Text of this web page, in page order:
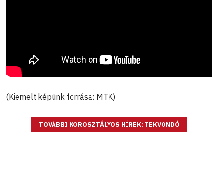
(Kiemelt képünk forrása: MTK)
TOVÁBBI KOROSZTÁLYOS HÍREK: TEKVONDÓ